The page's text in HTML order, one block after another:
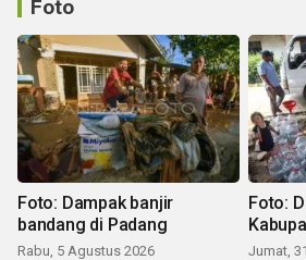
Foto
Foto: Dampak banjir
bandang di Padang
Rabu, 5 Agustus 2026
Foto:
Jumat,